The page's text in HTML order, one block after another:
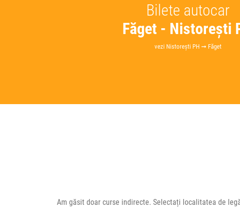
Bilete autocar
Făget - Nistorești
vezi Nistorești PH ➞ Făget
Am găsit doar curse indirecte. Selectați localitatea de